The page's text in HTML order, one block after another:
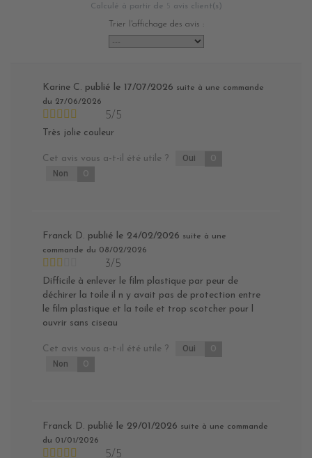
Calculé à partir de avis client(s)
Trier l'affichage des avis :
Karine C. publié le 17/07/2026 suite à une commande
du 27/06/2026
5/5
Très jolie couleur
Cet avis vous a-t-il été utile ? Oui 0
Non 0
Franck D. publié le 24/02/2026 suite à une
commande du 08/02/2026
3/5
Difficile à enlever le film plastique par peur de
déchirer la toile il n y avait pas de protection entre
le film plastique et la toile et trop scotcher pour l
ouvrir sans ciseau
Cet avis vous a-t-il été utile ? Oui 0
Non 0
Franck D. publié le 29/01/2026 suite à une commande
du 01/01/2026
5/5